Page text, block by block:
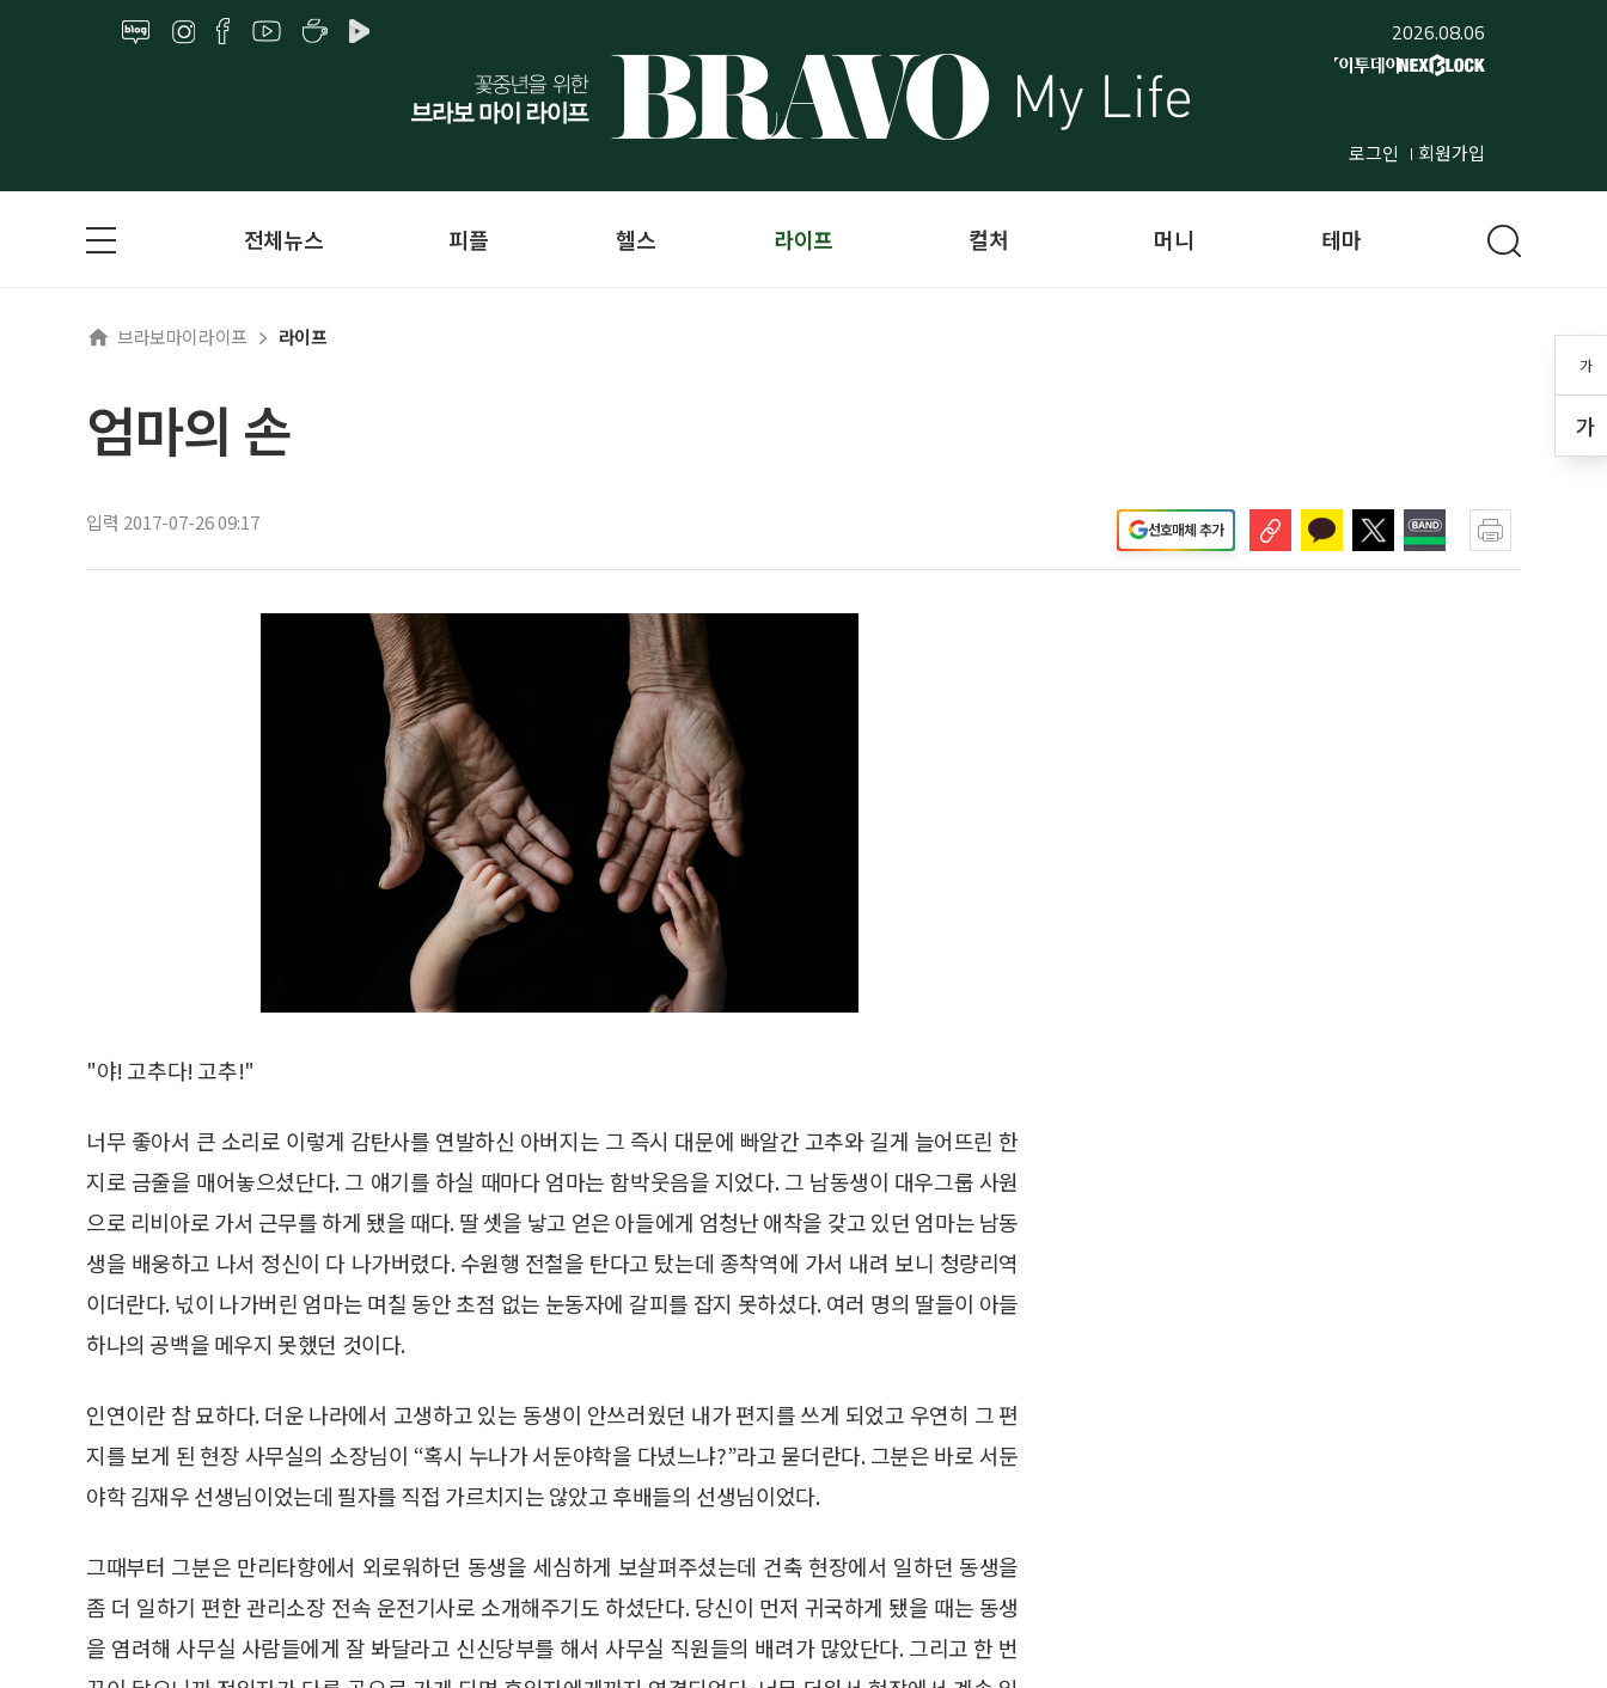
2026.08.06
로그인 회원가입
가
가
전체뉴스 피플 헬스 라이프 컬처 머니 테마
브라보마이라이프 라이프
엄마의 손
입력 2017-07-26 09:17 선호매체 추가
"야! 고추다! 고추!"
너무 좋아서 큰 소리로 이렇게 감탄사를 연발하신 아버지는 그 즉시 대문에 빠알간 고추와 길게 늘어뜨린 한
지로 금줄을 매어놓으셨단다. 그 얘기를 하실 때마다 엄마는 함박웃음을 지었다. 그 남동생이 대우그룹 사원
으로 리비아로 가서 근무를 하게 됐을 때다. 딸 셋을 낳고 얻은 아들에게 엄청난 애착을 갖고 있던 엄마는 남동
생을 배웅하고 나서 정신이 다 나가버렸다. 수원행 전철을 탄다고 탔는데 종착역에 가서 내려 보니 청량리역
이더란다. 넋이 나가버린 엄마는 며칠 동안 초점 없는 눈동자에 갈피를 잡지 못하셨다. 여러 명의 딸들이 아들
하나의 공백을 메우지 못했던 것이다.
인연이란 참 묘하다. 더운 나라에서 고생하고 있는 동생이 안쓰러웠던 내가 편지를 쓰게 되었고 우연히 그 편
지를 보게 된 현장 사무실의 소장님이 “혹시 누나가 서둔야학을 다녔느냐?”라고 묻더란다. 그분은 바로 서둔
야학 김재우 선생님이었는데 필자를 직접 가르치지는 않았고 후배들의 선생님이었다.
그때부터 그분은 만리타향에서 외로워하던 동생을 세심하게 보살펴주셨는데 건축 현장에서 일하던 동생을
좀 더 일하기 편한 관리소장 전속 운전기사로 소개해주기도 하셨단다. 당신이 먼저 귀국하게 됐을 때는 동생
을 염려해 사무실 사람들에게 잘 봐달라고 신신당부를 해서 사무실 직원들의 배려가 많았단다. 그리고 한 번